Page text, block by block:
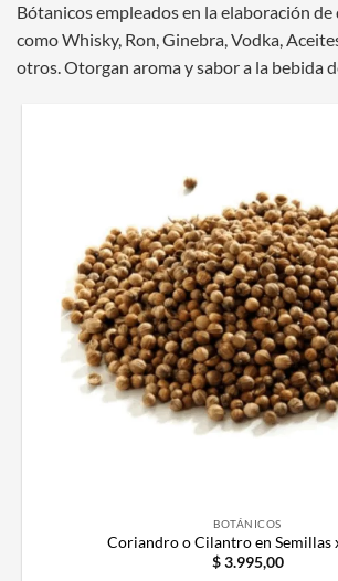
Bótanicos empleados en la elaboración
como Whisky, Ron, Ginebra, Vodka,
otros. Otorgan aroma y sabor a la bebida
BOTÁNICOS
Coriandro o Cilantro en Semillas
$3.995,00